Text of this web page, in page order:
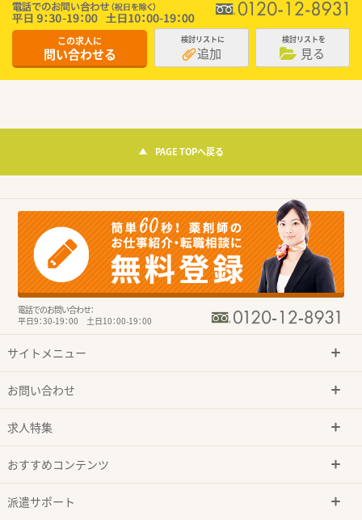
この求人に
問い合わせる
検討リストに
追加
検討リストを
見る
PAGE TOPへ戻る
電話でのお問い合わせ：
平日9：30-19：00 土日10：00-19：00
サイトメニュー
お問い合わせ
求人特集
おすすめコンテンツ
派遣サポート